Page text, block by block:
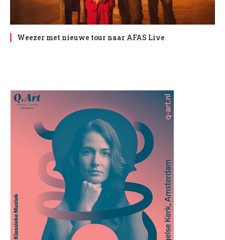
Weezer met nieuwe tour naar AFAS Live